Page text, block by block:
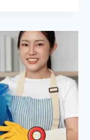
في
المويهات
عجمان